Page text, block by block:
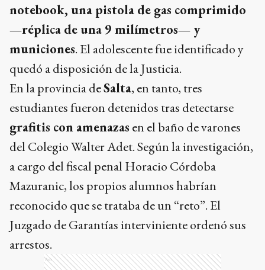
notebook, una pistola de gas comprimido
—réplica de una 9 milímetros— y
municiones. El adolescente fue identificado y
quedó a disposición de la Justicia.
En la provincia deSalta, en tanto, tres
estudiantes fueron detenidos tras detectarse
grafitis con amenazas en el baño de varones
del Colegio Walter Adet. Según la investigación,
a cargo del fiscal penal Horacio Córdoba
Mazuranic, los propios alumnos habrían
reconocido que se trataba de un “reto”. El
Juzgado de Garantías interviniente ordenó sus
arrestos.
Ads